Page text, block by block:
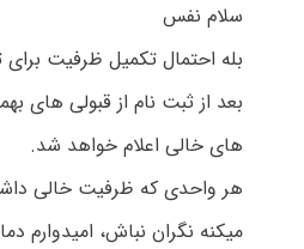
سلام نفس
بله احتمال تکمیل ظرفیت برای
بعد از ثبت نام از قبولی های
های خالی اعلام خواهد شد.
هر واحدی که ظرفیت خالی
میکنه نگران نباش، امیدوارم